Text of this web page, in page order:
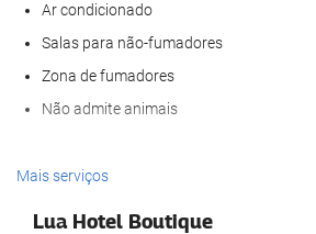
Ar condicionado
Salas para não-fumadores
Zona de fumadores
Não admite animais
Activities
Mais serviços
Lua Hotel Boutique